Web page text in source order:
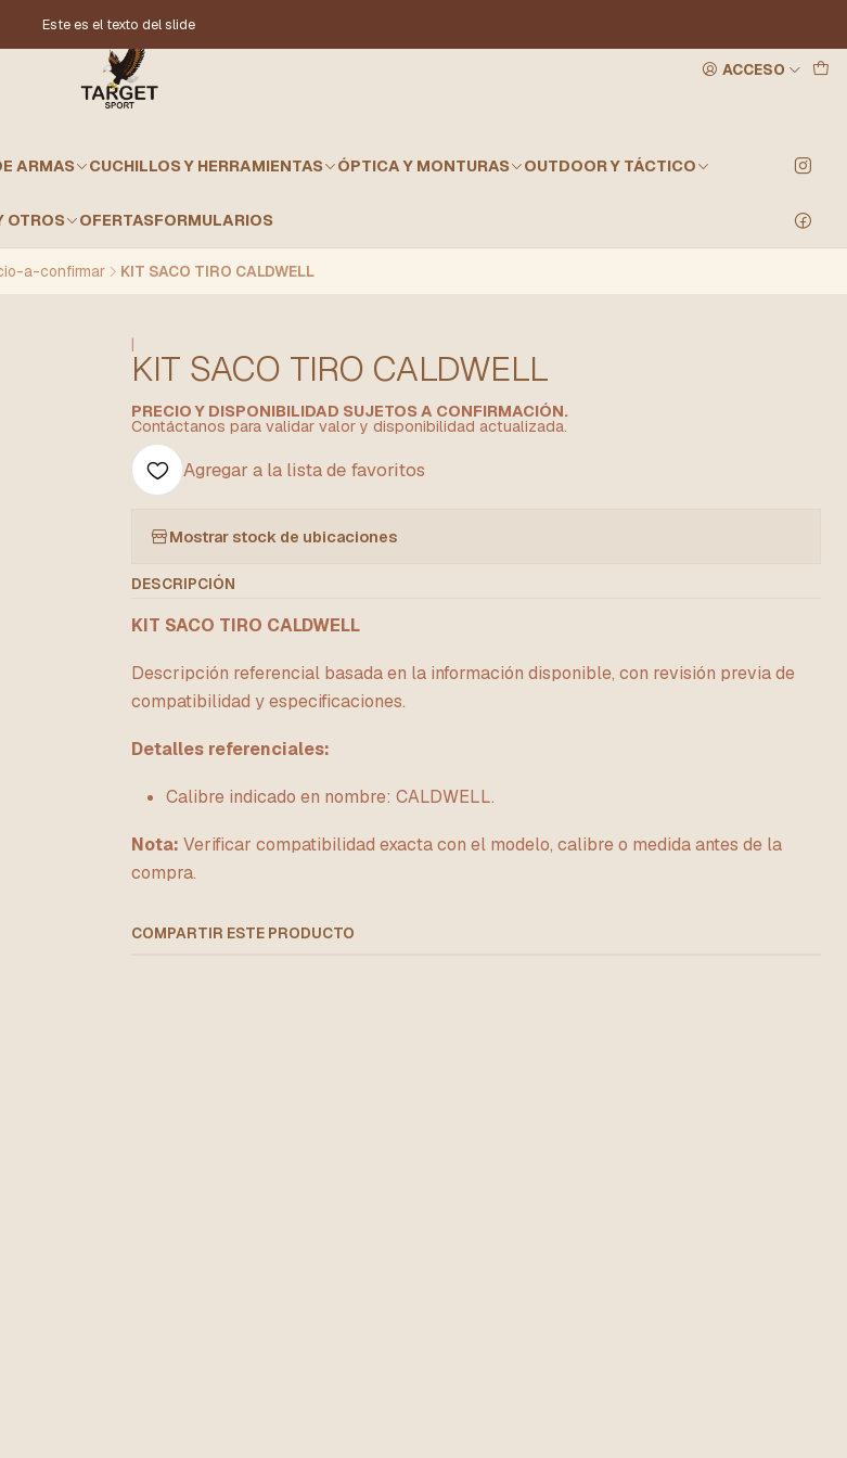
ACCESO
ARMAS CUCHILLOS Y HERRAMIENTAS ÓPTICA Y MONTURAS OUTDOOR Y TÁCTICO
OTROS OFERTASFORMULARIOS
Este es el texto del slide
a-confirmar KIT SACO TIRO CALDWELL
|
KIT SACO TIRO CALDWELL
PRECIO Y DISPONIBILIDAD SUJETOS A CONFIRMACIÓN.
Contáctanos para validar valor y disponibilidad actualizada.
Agregar a la lista de favoritos
Mostrar stock de ubicaciones
DESCRIPCIÓN
KIT SACO TIRO CALDWELL
Descripción referencial basada en la información disponible, con revisión previa de
compatibilidad y especificaciones.
Detalles referenciales:
Calibre indicado en nombre: CALDWELL.
Nota: Verificar compatibilidad exacta con el modelo, calibre o medida antes de la
compra.
COMPARTIR ESTE PRODUCTO